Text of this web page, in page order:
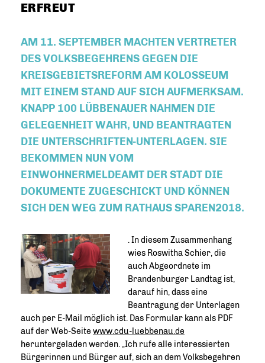
ERFREUT
AM 11. SEPTEMBER MACHTEN VERTRETER
DES VOLKSBEGEHRENS GEGEN DIE
KREISGEBIETSREFORM AM KOLOSSEUM
MIT EINEM STAND AUF SICH AUFMERKSAM.
KNAPP 100 LÜBBENAUER NAHMEN DIE
GELEGENHEIT WAHR, UND BEANTRAGTEN
DIE UNTERSCHRIFTEN-UNTERLAGEN. SIE
BEKOMMEN NUN VOM
EINWOHNERMELDEAMT DER STADT DIE
DOKUMENTE ZUGESCHICKT UND KÖNNEN
SICH DEN WEG ZUM RATHAUS SPAREN2018.
. In diesem Zusammenhang
wies Roswitha Schier, die
auch Abgeordnete im
Brandenburger Landtag ist,
darauf hin, dass eine
Beantragung der Unterlagen
auch per E-Mail möglich ist. Das Formular kann als PDF
auf der Web-Seite www.cdu-luebbenau.de
heruntergeladen werden. „Ich rufe alle interessierten
Bürgerinnen und Bürger auf, sich an dem Volksbegehren